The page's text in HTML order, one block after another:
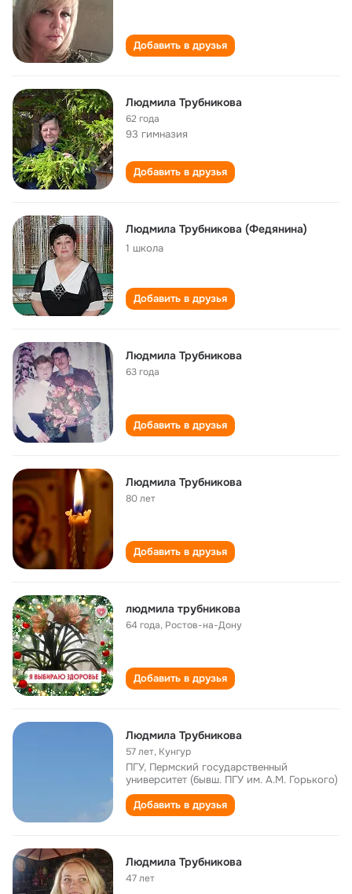
Добавить в друзья
Людмила Трубникова
62 года
93 гимназия
Добавить в друзья
Людмила Трубникова (Федянина)
1 школа
Добавить в друзья
Людмила Трубникова
63 года
Добавить в друзья
Людмила Трубникова
80 лет
Добавить в друзья
людмила трубникова
64 года, Ростов-на-Дону
Добавить в друзья
Людмила Трубникова
57 лет, Кунгур
ПГУ, Пермский государственный
университет (бывш. ПГУ им. А.М. Горького)
Добавить в друзья
Людмила Трубникова
47 лет